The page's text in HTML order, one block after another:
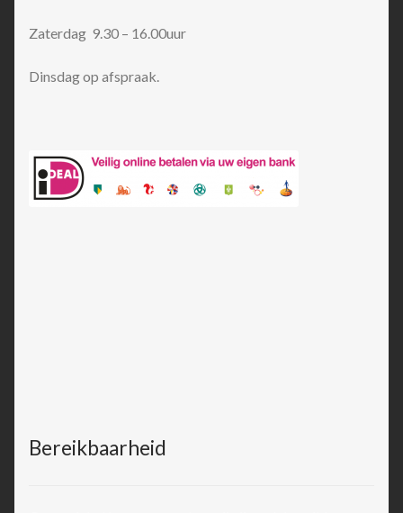
Zaterdag 9.30 – 16.00uur
Dinsdag op afspraak.
Bereikbaarheid